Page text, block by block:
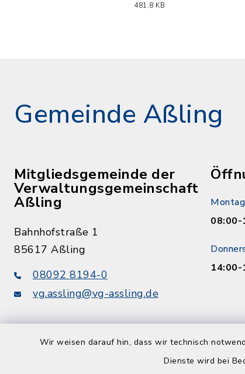
Wir weisen darauf hin, dass wir technisch
Dienste wird bei
481,8 KB
Gemeinde Aßling
Mitgliedsgemeinde der
Verwaltungsgemeinschaft
Aßling
Bahnhofstraße 1
85617 Aßling
08092 8194-0
vg.assling@vg-assling.de
08:00-
14:00-